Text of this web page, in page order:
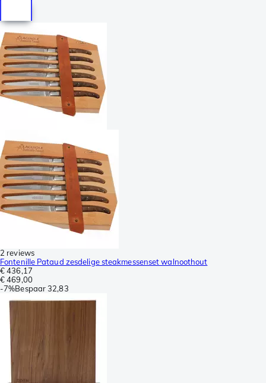
2 reviews
Fontenille Pataud zesdelige steakmessenset walnoothout
€ 436,17
€ 469,00
-7%Bespaar32,83